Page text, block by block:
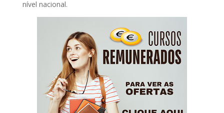
nível nacional.